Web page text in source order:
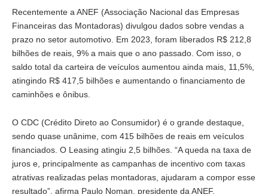
Recentemente a ANEF (Associação Nacional das Empresas
Financeiras das Montadoras) divulgou dados sobre vendas a
prazo no setor automotivo. Em 2023, foram liberados R$ 212,8
bilhões de reais, 9% a mais que o ano passado. Com isso, o
saldo total da carteira de veículos aumentou ainda mais, 11,5%,
atingindo R$ 417,5 bilhões e aumentando o financiamento de
caminhões e ônibus.
O CDC (Crédito Direto ao Consumidor) é o grande destaque,
sendo quase unânime, com 415 bilhões de reais em veículos
financiados. O Leasing atingiu 2,5 bilhões. “A queda na taxa de
juros e, principalmente as campanhas de incentivo com taxas
atrativas realizadas pelas montadoras, ajudaram a compor esse
resultado”, afirma Paulo Noman, presidente da ANEF.